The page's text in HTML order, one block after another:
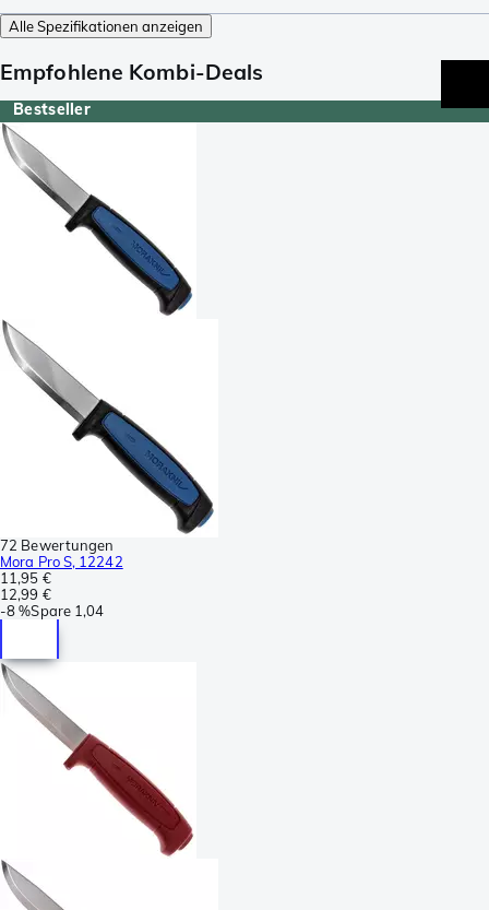
Alle Spezifikationen anzeigen
Empfohlene Kombi-Deals
Bestseller
72 Bewertungen
Mora Pro S, 12242
11,95 €
12,99 €
-8 %Spare 1,04